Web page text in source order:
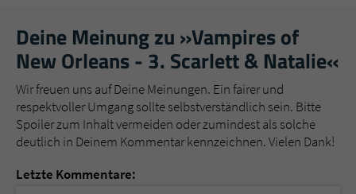
Deine Meinung zu »Vampires of
New Orleans - 3. Scarlett & Natalie«
Wir freuen uns auf Deine Meinungen. Ein fairer und
respektvoller Umgang sollte selbstverständlich sein. Bitte
Spoiler zum Inhalt vermeiden oder zumindest als solche
deutlich in Deinem Kommentar kennzeichnen. Vielen Dank!
Letzte Kommentare: